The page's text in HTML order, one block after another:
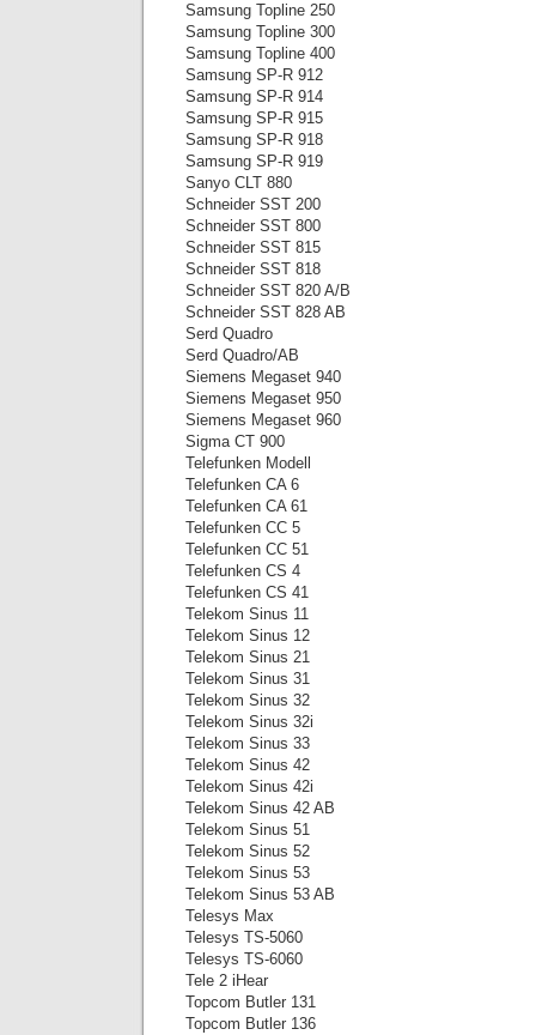
Samsung Topline 250
Samsung Topline 300
Samsung Topline 400
Samsung SP-R 912
Samsung SP-R 914
Samsung SP-R 915
Samsung SP-R 918
Samsung SP-R 919
Sanyo CLT 880
Schneider SST 200
Schneider SST 800
Schneider SST 815
Schneider SST 818
Schneider SST 820 A/B
Schneider SST 828 AB
Serd Quadro
Serd Quadro/AB
Siemens Megaset 940
Siemens Megaset 950
Siemens Megaset 960
Sigma CT 900
Telefunken Modell
Telefunken CA 6
Telefunken CA 61
Telefunken CC 5
Telefunken CC 51
Telefunken CS 4
Telefunken CS 41
Telekom Sinus 11
Telekom Sinus 12
Telekom Sinus 21
Telekom Sinus 31
Telekom Sinus 32
Telekom Sinus 32i
Telekom Sinus 33
Telekom Sinus 42
Telekom Sinus 42i
Telekom Sinus 42 AB
Telekom Sinus 51
Telekom Sinus 52
Telekom Sinus 53
Telekom Sinus 53 AB
Telesys Max
Telesys TS-5060
Telesys TS-6060
Tele 2 iHear
Topcom Butler 131
Topcom Butler 136